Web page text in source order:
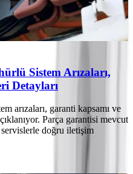
Sistem Arızaları,
Detayları
arızaları, garanti kapsamı ve
Parça garantisi mevcut
doğru iletişim